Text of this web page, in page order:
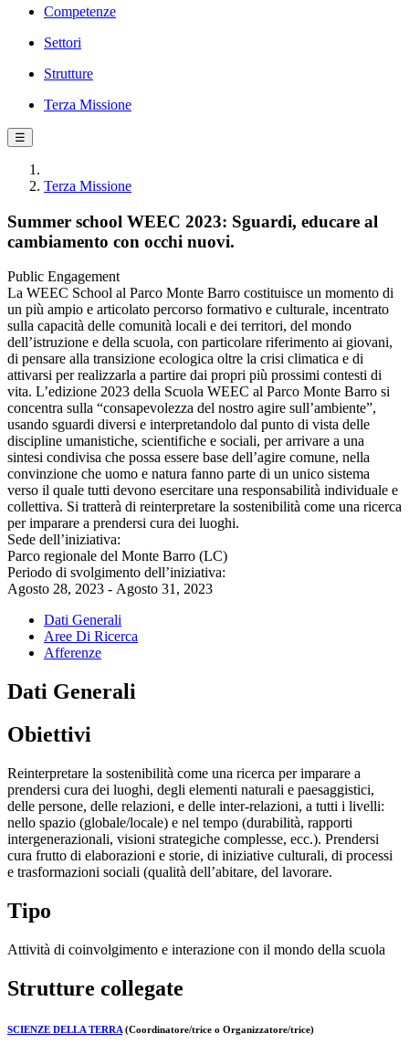
Competenze
Settori
Strutture
Terza Missione
☰
Terza Missione
Summer school WEEC 2023: Sguardi, educare al
cambiamento con occhi nuovi.
Public Engagement
La WEEC School al Parco Monte Barro costituisce un momento di
un più ampio e articolato percorso formativo e culturale, incentrato
sulla capacità delle comunità locali e dei territori, del mondo
dell’istruzione e della scuola, con particolare riferimento ai giovani,
di pensare alla transizione ecologica oltre la crisi climatica e di
attivarsi per realizzarla a partire dai propri più prossimi contesti di
vita. L’edizione 2023 della Scuola WEEC al Parco Monte Barro si
concentra sulla “consapevolezza del nostro agire sull’ambiente”,
usando sguardi diversi e interpretandolo dal punto di vista delle
discipline umanistiche, scientifiche e sociali, per arrivare a una
sintesi condivisa che possa essere base dell’agire comune, nella
convinzione che uomo e natura fanno parte di un unico sistema
verso il quale tutti devono esercitare una responsabilità individuale e
collettiva. Si tratterà di reinterpretare la sostenibilità come una ricerca
per imparare a prendersi cura dei luoghi.
Sede dell’iniziativa:
Parco regionale del Monte Barro (LC)
Periodo di svolgimento dell’iniziativa:
Agosto 28, 2023 - Agosto 31, 2023
Dati Generali
Aree Di Ricerca
Afferenze
Dati Generali
Obiettivi
Reinterpretare la sostenibilità come una ricerca per imparare a
prendersi cura dei luoghi, degli elementi naturali e paesaggistici,
delle persone, delle relazioni, e delle inter-relazioni, a tutti i livelli:
nello spazio (globale/locale) e nel tempo (durabilità, rapporti
intergenerazionali, visioni strategiche complesse, ecc.). Prendersi
cura frutto di elaborazioni e storie, di iniziative culturali, di processi
e trasformazioni sociali (qualità dell’abitare, del lavorare.
Tipo
Attività di coinvolgimento e interazione con il mondo della scuola
Strutture collegate
SCIENZE DELLA TERRA (Coordinatore/trice o Organizzatore/trice)